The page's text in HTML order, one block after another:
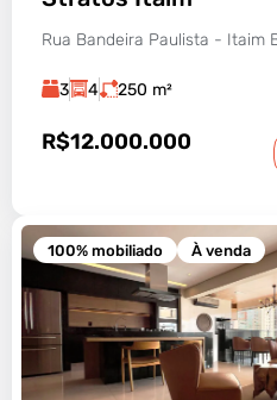
3 4 250 m²
R$12.000.000
100% mobiliado À venda